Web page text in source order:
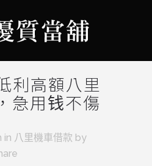
利高額八里
急用钱不傷
in 八里機車借款 by